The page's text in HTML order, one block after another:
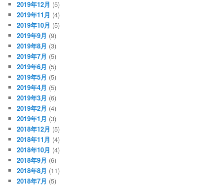
2019年12月 (5)
2019年11月 (4)
2019年10月 (5)
2019年9月 (9)
2019年8月 (3)
2019年7月 (5)
2019年6月 (5)
2019年5月 (5)
2019年4月 (5)
2019年3月 (6)
2019年2月 (4)
2019年1月 (3)
2018年12月 (5)
2018年11月 (4)
2018年10月 (4)
2018年9月 (6)
2018年8月 (11)
2018年7月 (5)